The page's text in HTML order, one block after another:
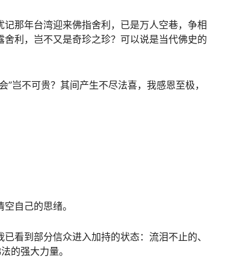
那年台湾迎来佛指舍利，已是万人空巷，争相
利，岂不又是奇珍之珍？可以说是当代佛史的
”岂不可贵？其间产生不尽法喜，我感恩至极，
自己的思绪。
看到部分信众进入加持的状态：流泪不止的、
的强大力量。